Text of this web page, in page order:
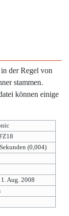
der Regel von
stammen.
können einige
(0,004)
Aug. 2008